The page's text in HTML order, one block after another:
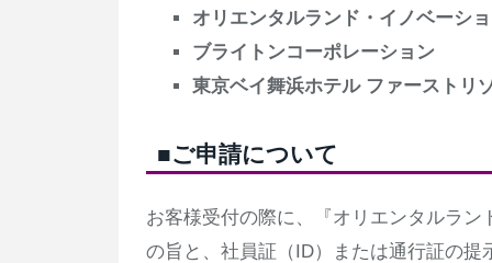
オリエンタルランド・イノベーシ
ブライトンコーポレーション
東京ベイ舞浜ホテル ファーストリ
■ご申請について
お客様受付の際に、『オリエンタルラ
の旨と、社員証（ID）または通行証の